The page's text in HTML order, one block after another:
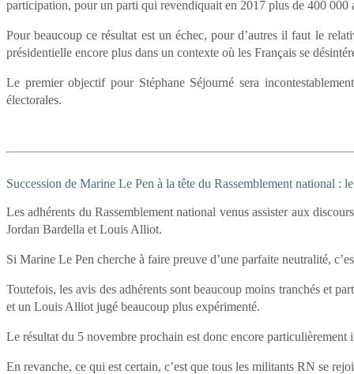
participation, pour un parti qui revendiquait en 2017 plus de 400 000
Pour beaucoup ce résultat est un échec, pour d’autres il faut le
présidentielle encore plus dans un contexte où les Français se
Le premier objectif pour Stéphane Séjourné sera
électorales.
Succession de Marine Le Pen à la tête du Rassemblement national :
Les adhérents du Rassemblement national venus assister aux
Jordan Bardella et Louis Alliot.
Si Marine Le Pen cherche à faire preuve d’une parfaite neutralité,
Toutefois, les avis des adhérents sont beaucoup moins tranchés et
et un Louis Alliot jugé beaucoup plus expérimenté.
Le résultat du 5 novembre prochain est donc encore
En revanche, ce qui est certain, c’est que tous les militants RN se